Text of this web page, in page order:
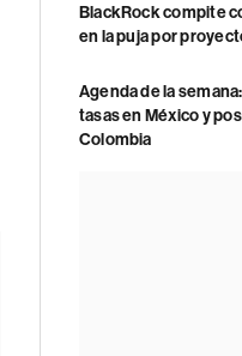
BlackRock compite
en la puja por
Agenda de la
tasas en México y
Colombia